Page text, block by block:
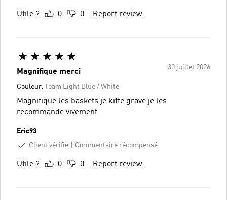
Utile ? 0 0 Report review
30 juillet 2026
Magnifique merci
Couleur: Team Light Blue / White
Magnifique les baskets je kiffe grave je les
recommande vivement
Eric93
Client vérifié
Commentaire récompensé
Utile ? 0 0 Report review